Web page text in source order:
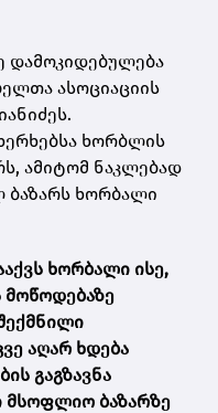
დამოკიდებულება
ასოციაციის
ხორბლის
ამიტომ ნაკლებად
ბაზარს ხორბალი
ხორბალი ისე,
მოწოდებაზე
აღარ ხდება
გაგზავნა
მსოფლიო ბაზარზე